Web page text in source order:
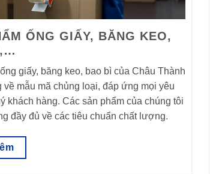
ỐNG GIẤY, BĂNG KEO,
giấy, băng keo, bao bì của Châu Thành
về mẫu mã chủng loại, đáp ứng mọi yêu
khách hàng. Các sản phẩm của chúng tôi
đầy đủ về các tiêu chuẩn chất lượng.